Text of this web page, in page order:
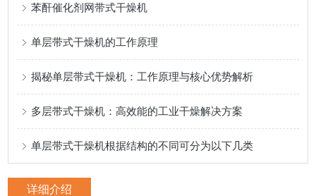
苯酐催化剂网带式干燥机
单层带式干燥机的工作原理
揭秘单层带式干燥机：工作原理与核心优势解析
多层带式干燥机：高效能的工业干燥解决方案
单层带式干燥机根据结构的不同可分为以下几类
详细介绍